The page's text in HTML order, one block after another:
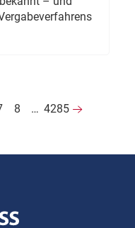
8 … 4285